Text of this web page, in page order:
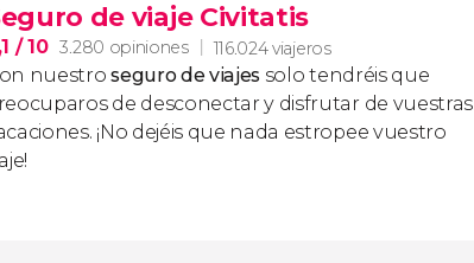
de viaje Civitatis
/ 10 3.280 opiniones 116.024 viajeros
nuestroseguro de viajes solo tendréis que
de desconectar y disfrutar de vuestras
¡No dejéis que nada estropee vuestro